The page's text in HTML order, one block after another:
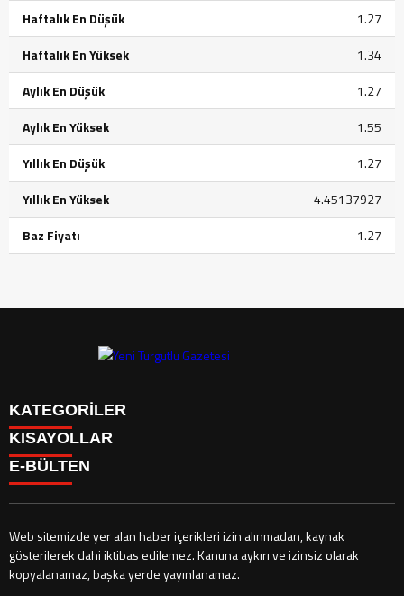
Haftalık En Düşük
1.27
Haftalık En Yüksek
1.34
Aylık En Düşük
1.27
Aylık En Yüksek
1.55
Yıllık En Düşük
1.27
Yıllık En Yüksek
4.45137927
Baz Fiyatı
1.27
KATEGORİLER
GÜNDEM
SİYASET
CANLI BORSA
HİSSELER
PARİTELER
KISAYOLLAR
GÜNDEM
SİYASET
CANLI BORSA
HİSSELER
E-BÜLTEN
yeniturgutlu.come-bültenine abone olarak, tarafınıza haber, duyuru
ve kampanya içerikli e-postaların gönderilmesini kabul etmiş olursunuz.
Web sitemizde yer alan haber içerikleri izin alınmadan, kaynak
gösterilerek dahi iktibas edilemez. Kanuna aykırı ve izinsiz olarak
kopyalanamaz, başka yerde yayınlanamaz.